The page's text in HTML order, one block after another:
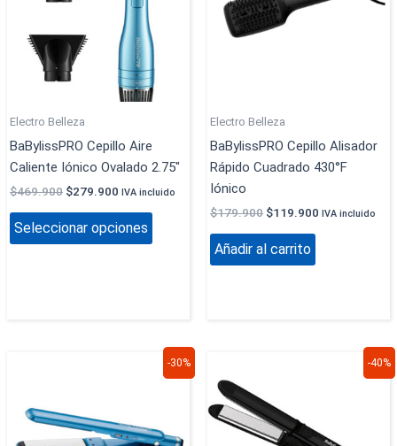
Electro Belleza
BaBylissPRO Cepillo Aire
Caliente Iónico Ovalado 2.75″
$469.900 $279.900 IVA incluido
Seleccionar opciones
Las
opciones
se
pueden
la
Electro Belleza
BaBylissPRO Cepillo Alisador
Rápido Cuadrado 430°F
Iónico
$179.900 $119.900 IVA incluido
Añadir al carrito
-30%
$399.900.$279.900.
-40%
era:
$899.900.